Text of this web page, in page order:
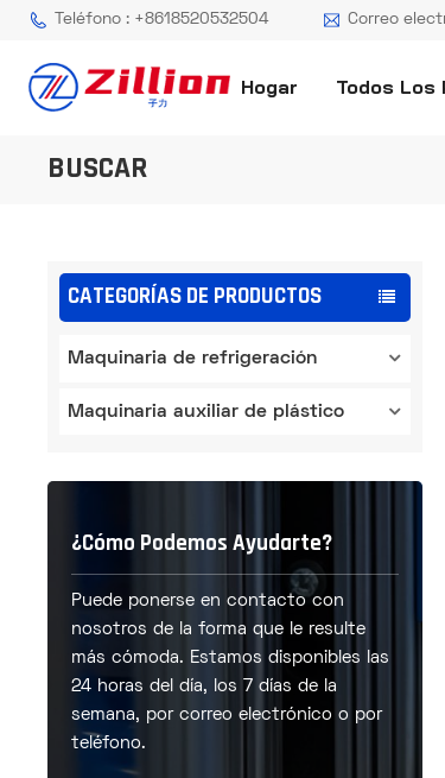
Teléfono : +8618520532504 Correo
Hogar Todos
BUSCAR
CATEGORÍAS DE PRODUCTOS
Maquinaria de refrigeración
Maquinaria auxiliar de plástico
¿Cómo Podemos Ayudarte?
Puede ponerse en contacto con
nosotros de la forma que le resulte
más cómoda. Estamos disponibles las
24 horas del día, los 7 días de la
semana, por correo electrónico o por
teléfono.